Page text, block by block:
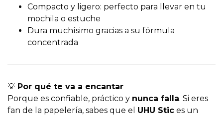
Compacto y ligero: perfecto para llevar en tu
mochila o estuche
Dura muchísimo gracias a su fórmula
concentrada
💡 Por qué te va a encantar
Porque es confiable, práctico y nunca falla. Si eres
fan de la papelería, sabes que el UHU Stic es un